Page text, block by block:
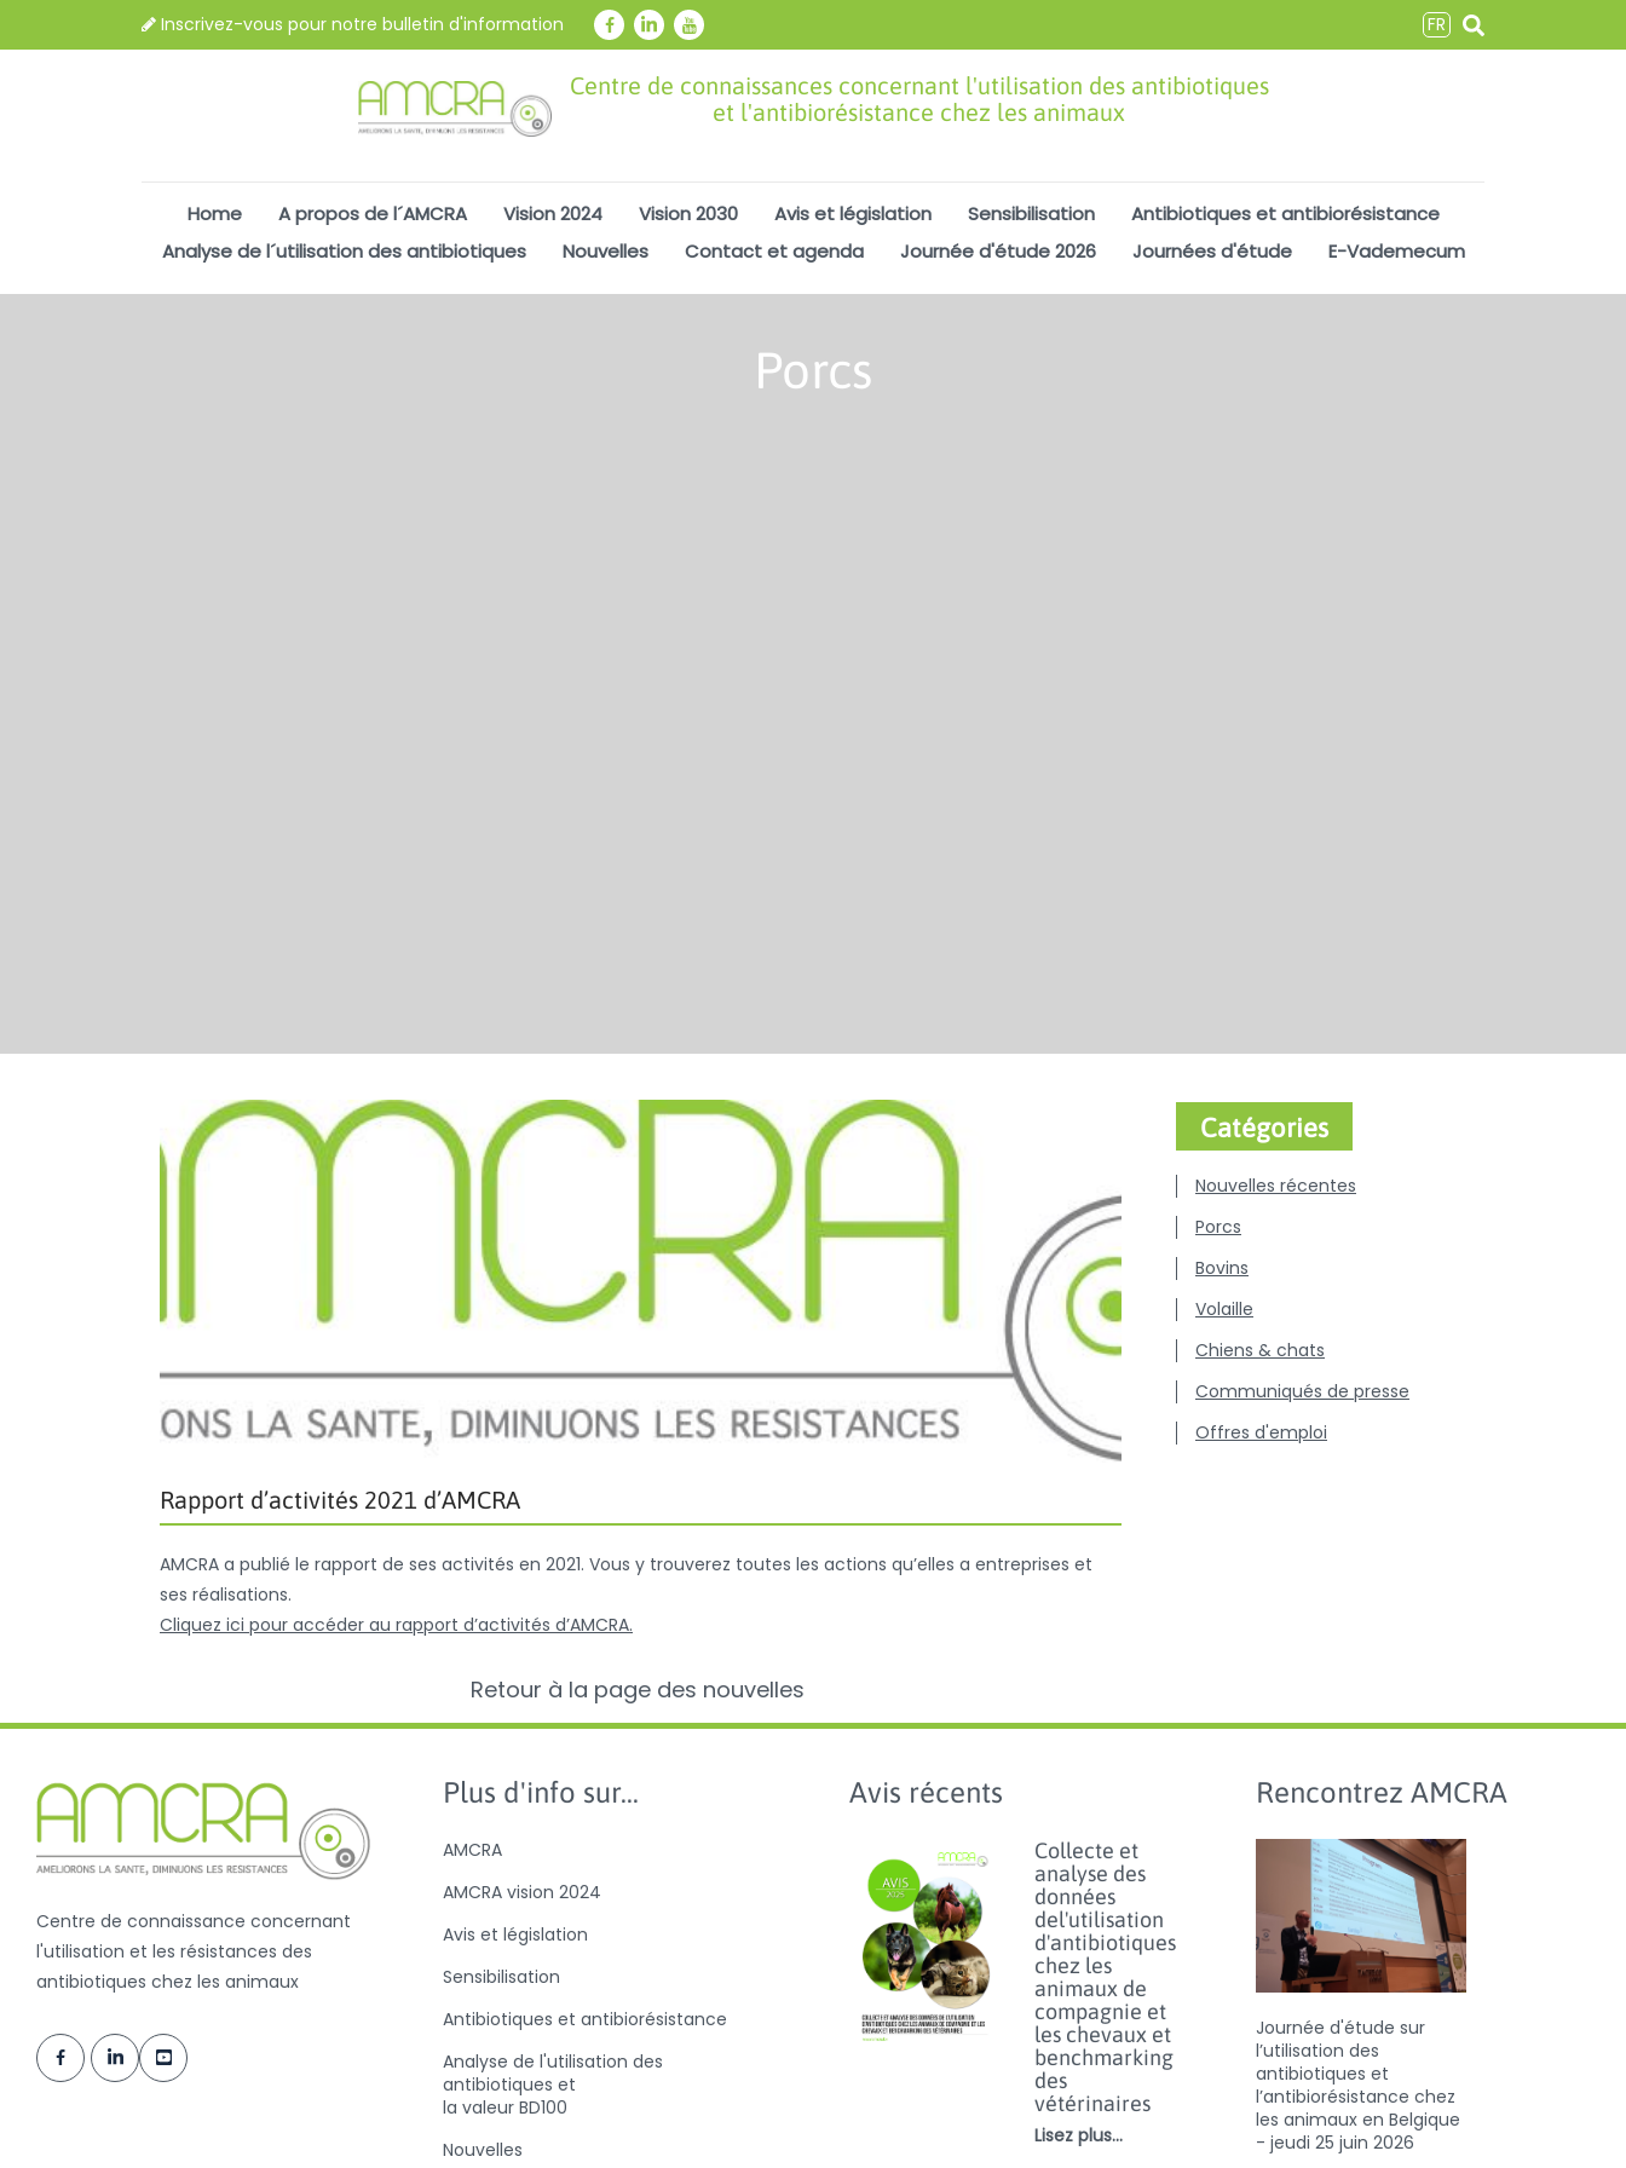
Inscrivez-vous pour notre bulletin d'information FR
Centre de connaissances concernant l'utilisation des antibiotiques
et l'antibiorésistance chez les animaux
Home A propos de l´AMCRA Vision 2024 Vision 2030 Avis et législation Sensibilisation
Antibiotiques et antibiorésistance
Analyse de l´utilisation des antibiotiques
Nouvelles Contact et agenda Journée d'étude 2026 Journées d'étude E-Vademecum
Porcs
Rapport d’activités 2021 d’AMCRA
AMCRA a publié le rapport de ses activités en 2021. Vous y trouverez toutes les actions qu’elles a entreprises et
ses réalisations.
Cliquez ici pour accéder au rapport d’activités d’AMCRA.
Retour à la page des nouvelles
Catégories
Nouvelles récentes
Porcs
Bovins
Volaille
Chiens & chats
Communiqués de presse
Offres d'emploi
Centre de connaissance concernant
l'utilisation et les résistances des
antibiotiques chez les animaux
Plus d'info sur...
AMCRA
AMCRA vision 2024
Avis et législation
Sensibilisation
Antibiotiques et antibiorésistance
Analyse de l'utilisation des
antibiotiques et
la valeur BD100
Nouvelles
Avis récents
Collecte et
analyse des
données
del'utilisation
d'antibiotiques
chez les
animaux de
compagnie et
les chevaux et
benchmarking
des
vétérinaires
Lisez plus...
Rencontrez AMCRA
Journée d'étude sur
l’utilisation des
antibiotiques et
l’antibiorésistance chez
les animaux en Belgique
- jeudi 25 juin 2026